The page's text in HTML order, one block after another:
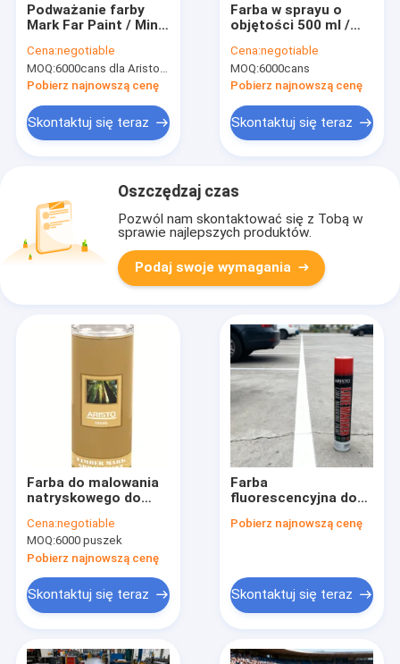
Podważanie farby
Mark Far Paint / Mine
niepalnego
oznakowania układu
Cena:negotiable
MOQ:6000cans dla Aristo, 15000cans dla marki OEM
Pobierz najnowszą cenę
Skontaktuj się teraz
Farba w sprayu o
objętości 500 ml /
oznaczania miejsc,
bez użycia CFC
Cena:negotiable
MOQ:6000cans
Pobierz najnowszą cenę
Skontaktuj się teraz
Oszczędzaj czas
Pozwól nam skontaktować się z Tobą w
sprawie najlepszych produktów.
Podaj swoje wymagania
Farba do malowania
natryskowego do
dziennika z
aerozolem
Cena:negotiable
MOQ:6000 puszek
Pobierz najnowszą cenę
Skontaktuj się teraz
Farba
fluorescencyjna do
sprayu z usługą OEM
użytku
wewnętrznego i
zewnętrznego
Pobierz najnowszą cenę
Skontaktuj się teraz